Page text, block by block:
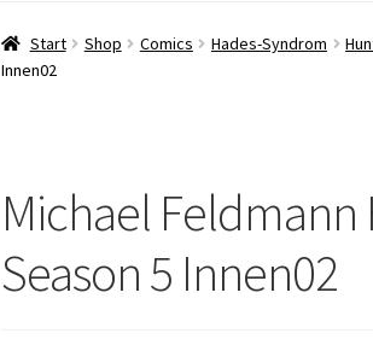
Start Shop Comics Hades-Syndrom
Innen02
Michael
Season 5 Innen02